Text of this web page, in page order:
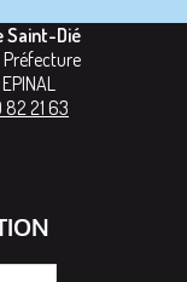
Saint-Dié
Préfecture
EPINAL
21 63